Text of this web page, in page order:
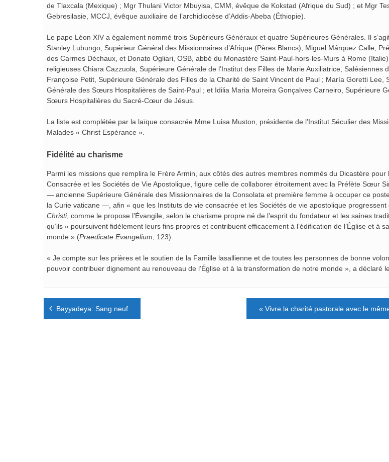
de Tlaxcala (Mexique) ; Mgr Thulani Victor Mbuyisa, CMM, évêque de Kokstad (Afrique du Sud) ; et Mgr
Gebresilasie, MCCJ, évêque auxiliaire de l’archidiocèse d’Addis-Abeba (Éthiopie).
Le pape Léon XIV a également nommé trois Supérieurs Généraux et quatre Supérieures Générales. Il
Stanley Lubungo, Supérieur Général des Missionnaires d’Afrique (Pères Blancs), Miguel Márquez Calle,
des Carmes Déchaux, et Donato Ogliari, OSB, abbé du Monastère Saint-Paul-hors-les-Murs à Rome
religieuses Chiara Cazzuola, Supérieure Générale de l’Institut des Filles de Marie Auxiliatrice, Salésiennes
Françoise Petit, Supérieure Générale des Filles de la Charité de Saint Vincent de Paul ; María Goretti Lee,
Générale des Sœurs Hospitalières de Saint-Paul ; et Idilia Maria Moreira Gonçalves Carneiro, Supérieure
Sœurs Hospitalières du Sacré-Cœur de Jésus.
La liste est complétée par la laïque consacrée Mme Luisa Muston, présidente de l’Institut Séculier des
Malades « Christ Espérance ».
Fidélité au charisme
Parmi les missions que remplira le Frère Armin, aux côtés des autres membres nommés du Dicastère pour
Consacrée et les Sociétés de Vie Apostolique, figure celle de collaborer étroitement avec la Préfète Sœur
— ancienne Supérieure Générale des Missionnaires de la Consolata et première femme à occuper ce
la Curie vaticane —, afin « que les Instituts de vie consacrée et les Sociétés de vie apostolique progressent
Christi, comme le propose l’Évangile, selon le charisme propre né de l’esprit du fondateur et les saines
qu’ils « poursuivent fidèlement leurs fins propres et contribuent efficacement à l’édification de l’Église et à
monde » (Praedicate Evangelium, 123).
« Je compte sur les prières et le soutien de la Famille lasallienne et de toutes les personnes de bonne
pouvoir contribuer dignement au renouveau de l’Église et à la transformation de notre monde », a déclaré
Navigation
de
Bayyadeya: Sang neuf « Vivre la charité pastorale avec le